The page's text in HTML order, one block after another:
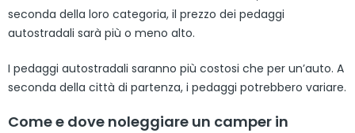
seconda della loro categoria, il prezzo dei pedaggi
autostradali sarà più o meno alto.
I pedaggi autostradali saranno più costosi che per un’auto. A
seconda della città di partenza, i pedaggi potrebbero variare.
Come e dove noleggiare un camper in